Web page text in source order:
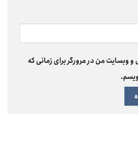
و وبسایت من در مرورگر برای زمانی که